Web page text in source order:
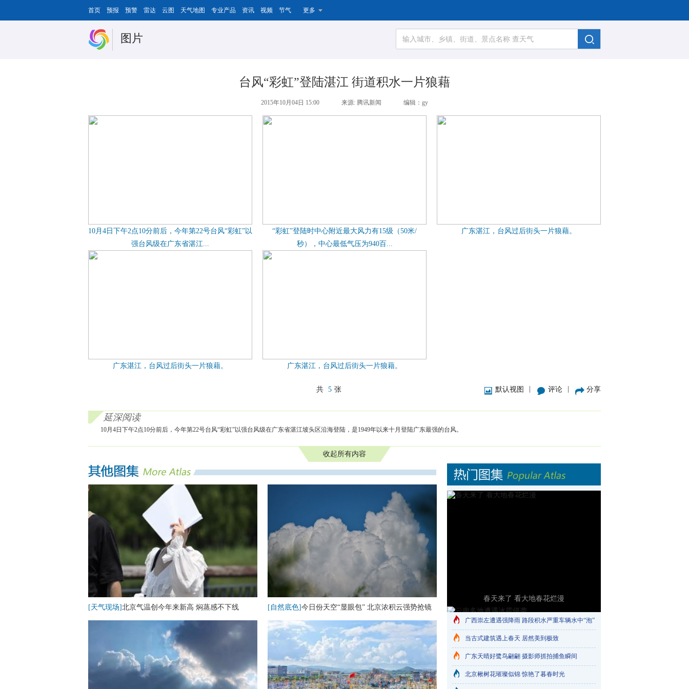
首页 预报 预警 雷达 云图 天气地图 专业产品 资讯 视频 节气 更多
图片
台风“彩虹”登陆湛江 街道积水一片狼藉
2015年10月04日 15:00 来源: 腾讯新闻 编辑：gy
10月4日下午2点10分前后，今年第22号台风“彩虹”以
强台风级在广东省湛江...
“彩虹”登陆时中心附近最大风力有15级（50米/
秒），中心最低气压为940百...
广东湛江，台风过后街头一片狼藉。
广东湛江，台风过后街头一片狼藉。 广东湛江，台风过后街头一片狼藉。
共 5 张 默认视图 评论 分享
延深阅读
10月4日下午2点10分前后，今年第22号台风“彩虹”以强台风级在广东省湛江坡头区沿海登陆，是1949年以来十月登陆广东最强的台风。
收起所有内容
[天气现场]北京气温创今年来新高 焖蒸感不下线 [自然底色]今日份天空“显眼包” 北京浓积云强势抢镜
春天来了 看大地春花烂漫
广西崇左遭遇强降雨 路段积水严重车辆水中“泡”​
当古式建筑遇上春天 居然美到极致
广东天晴好鹭鸟翩翩 摄影师抓拍捕鱼瞬间
北京楸树花璀璨似锦 惊艳了暮春时光